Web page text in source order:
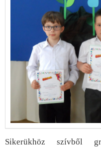
Sikerükhöz szívből